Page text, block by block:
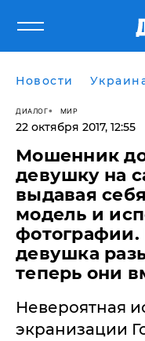
Новости
ДИАЛОГ МИР
22 октября 2017, 12:55
Мошенник
девушку на
выдавая
модель и
фотографии.
девушка
теперь они
Невероятная
экранизации